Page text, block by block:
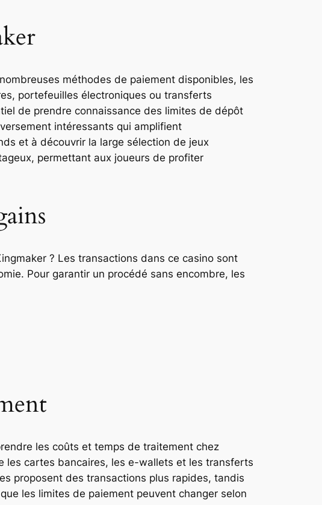
méthodes de paiement disponibles, les
portefeuilles électroniques ou transferts
de prendre connaissance des limites de dépôt
intéressants qui amplifient
et à découvrir la large sélection de jeux
permettant aux joueurs de profiter
? Les transactions dans ce casino sont
Pour garantir un procédé sans encombre, les
les coûts et temps de traitement chez
les cartes bancaires, les e-wallets et les transferts
proposent des transactions plus rapides, tandis
les limites de paiement peuvent changer selon